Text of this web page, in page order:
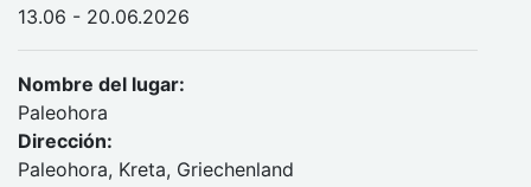
13.06 - 20.06.2026
Nombre del lugar:
Paleohora
Dirección:
Paleohora, Kreta, Griechenland